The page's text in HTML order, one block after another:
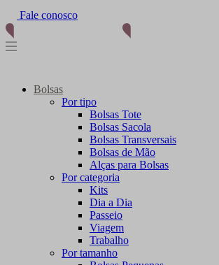
Fale conosco
Bolsas
Por tipo
Bolsas Tote
Bolsas Sacola
Bolsas Transversais
Bolsas de Mão
Alças para Bolsas
Por categoria
Kits
Dia a Dia
Passeio
Viagem
Trabalho
Por tamanho